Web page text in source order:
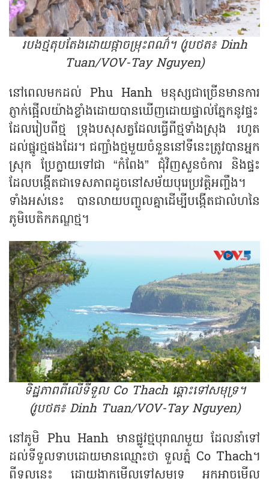
របងថ្មតុបតែងដោយផ្កាចម្រុះពណ៌។ (រូបថត៖ Dinh
Tuan/VOV-Tay Nguyen)
នៅពេលមកដល់ Phu Hanh មនុស្សជាច្រើនមានការ
ភ្ញាក់ផ្អើលយ៉ាងខ្លាំងដោយបានឃើញដោយផ្ទាល់ភ្នែកនូវផ្ទះ
ដែលរៀបពីថ្ម ទ្រុងបសុសត្វដែលធ្វើពីថ្មទាំងស្រុង រហូត
ដល់ផ្នូរថ្មផងដែរ។ ជញ្ជាំងថ្មមួយចំនួននៅទីនេះត្រូវបានអ្នក
ស្រុក ប្រែក្លាយទៅជា “កំពែង” ជុំវិញសួនចំការ និងផ្ទះ
ដែលបង្កើតជាទេសភាពដូចនៅសម័យបុរេប្រវត្តិអញ្ចឹង។
ទាំងអស់នេះ បានលាយបញ្ចូលគ្នាដើម្បីបង្កើតជាលំហនៃ
ភូមិបេតិកភណ្ឌថ្ម។
ទិដ្ឋភាពពីលើទីទួល Co Thach ឆ្ពោះទៅសមុទ្រ។
(រូបថត៖ Dinh Tuan/VOV-Tay Nguyen)
នៅភូមិ Phu Hanh មានផ្លូវថ្មបុរាណមួយ ដែលនាំទៅ
ដល់ទីទួលទាបដោយមានឈ្មោះថា ទួលភ្នំ Co Thach។